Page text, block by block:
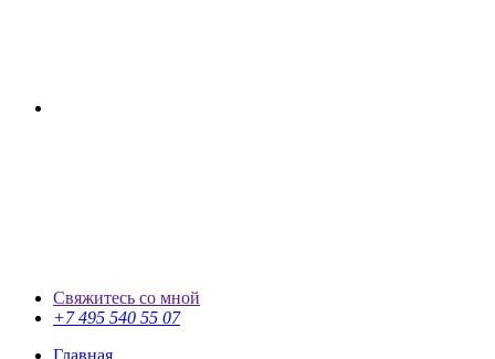
Свяжитесь со мной
+7 495 540 55 07
Главная